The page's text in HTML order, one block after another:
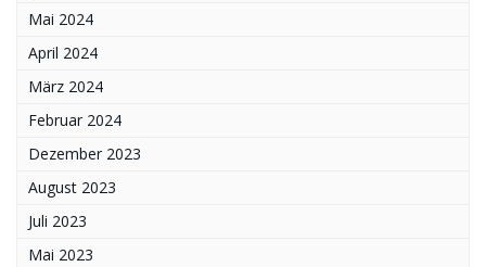
Mai 2024
April 2024
März 2024
Februar 2024
Dezember 2023
August 2023
Juli 2023
Mai 2023